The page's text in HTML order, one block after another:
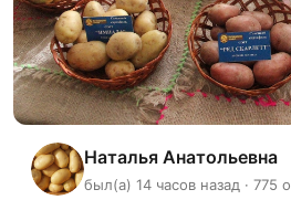
Наталья Анатольевна
был(а) 14 часов назад · 775